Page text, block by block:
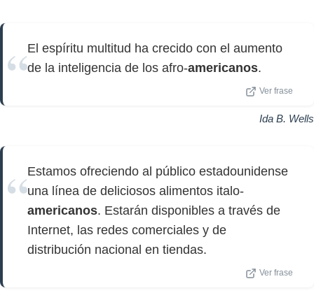
El espíritu multitud ha crecido con el aumento
de la inteligencia de los afro-americanos.
Ver frase
Ida B. Wells
Estamos ofreciendo al público estadounidense
una línea de deliciosos alimentos italo-
americanos. Estarán disponibles a través de
Internet, las redes comerciales y de
distribución nacional en tiendas.
Ver frase